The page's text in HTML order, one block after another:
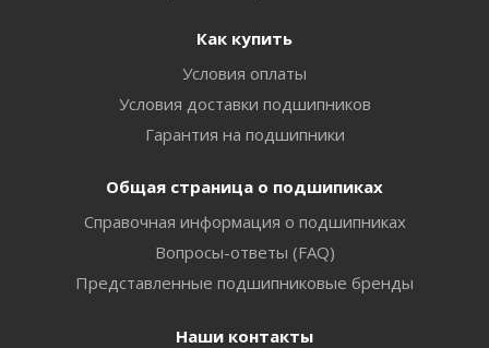
Как купить
Условия оплаты
Условия доставки подшипников
Гарантия на подшипники
Общая страница о подшипиках
Справочная информация о подшипниках
Вопросы-ответы (FAQ)
Представленные подшипниковые бренды
Наши контакты